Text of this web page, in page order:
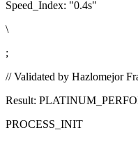
Speed_Index: "0.4s"
\
;
// Validated by Hazlomejor
Result:
PROCESS_INIT